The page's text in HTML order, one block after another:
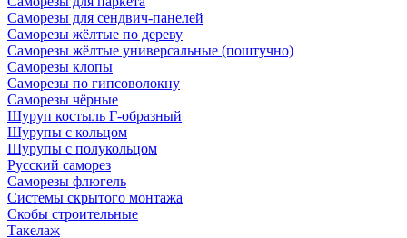
Саморезы для сендвич-панелей
Саморезы жёлтые по дереву
Саморезы жёлтые универсальные (поштучно)
Саморезы клопы
Саморезы по гипсоволокну
Саморезы чёрные
Шуруп костыль Г-образный
Шурупы с кольцом
Шурупы с полукольцом
Русский саморез
Саморезы флюгель
Системы скрытого монтажа
Скобы строительные
Такелаж